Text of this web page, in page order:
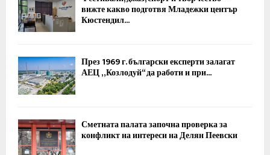
вижте какво подготвя Младежки център
Кюстендил...
През 1969 г. български експерти залагат
АЕЦ „Козлодуй“ да работи и при...
Сметната палата започна проверка за
конфликт на интереси на Делян Пеевски